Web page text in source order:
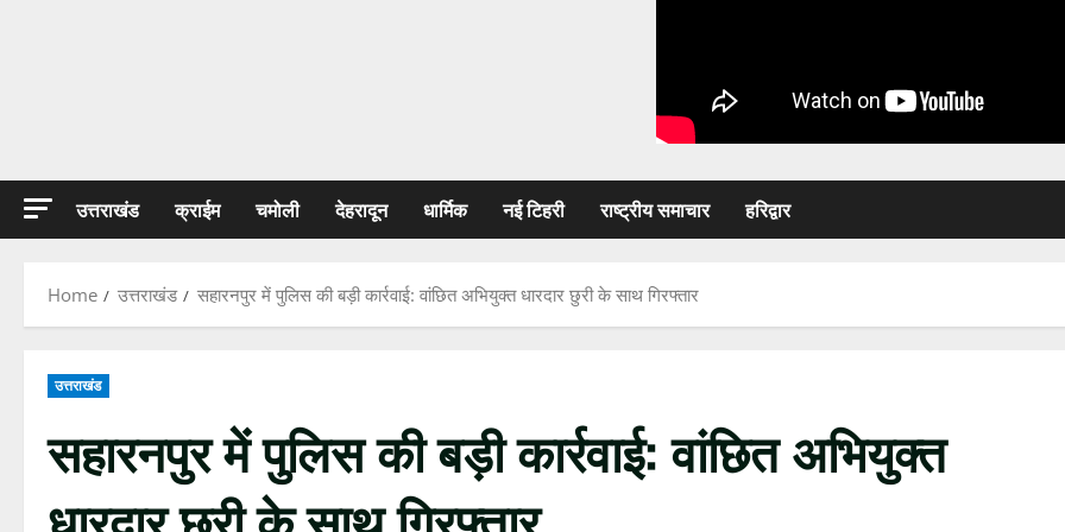
उत्तराखंड क्राईम चमोली देहरादून धार्मिक नई टिहरी राष्ट्रीय समाचार हरिद्वार
Home उत्तराखंड सहारनपुर में पुलिस की बड़ी कार्रवाई: वांछित अभियुक्त धारदार छुरी के साथ गिरफ्तार
उत्तराखंड
सहारनपुर में पुलिस की बड़ी कार्रवाई: वांछित अभियुक्त